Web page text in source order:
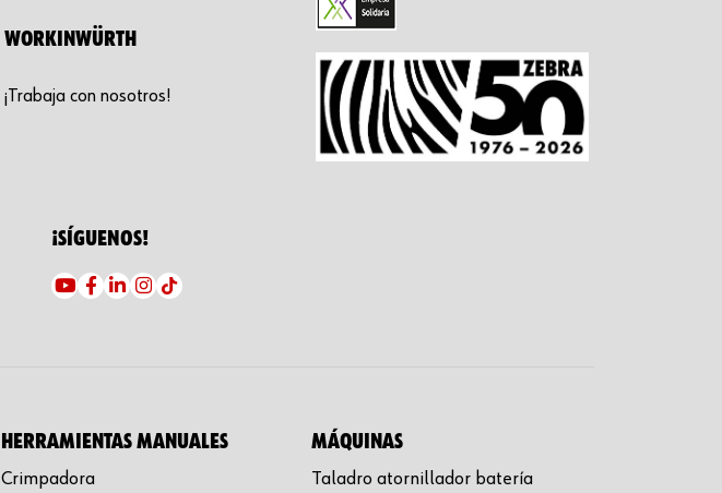
WORKINWÜRTH
¡Trabaja con nosotros!
¡SÍGUENOS!
HERRAMIENTAS MANUALES
Crimpadora
MÁQUINAS
Taladro atornillador batería